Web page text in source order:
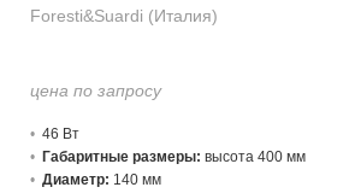
Foresti&Suardi (Италия)
цена по запросу
46 Вт
Габаритные размеры: высота 400 мм
Диаметр: 140 мм